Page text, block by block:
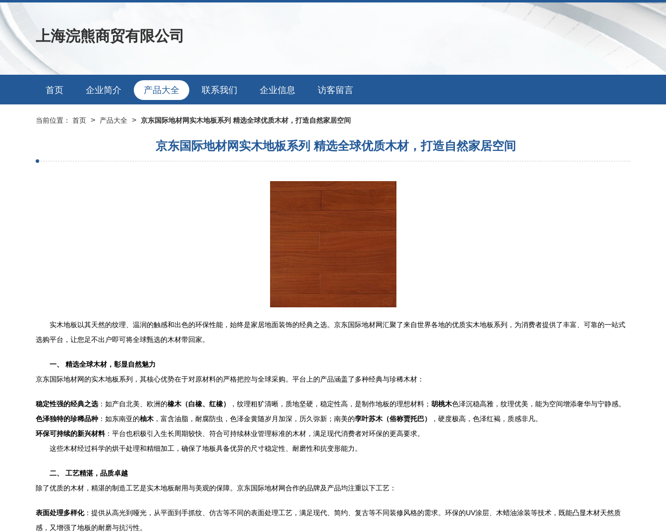
上海浣熊商贸有限公司
首页 企业简介 产品大全 联系我们 企业信息 访客留言
当前位置： 首页 > 产品大全 > 京东国际地材网实木地板系列 精选全球优质木材，打造自然家居空间
京东国际地材网实木地板系列 精选全球优质木材，打造自然家居空间
实木地板以其天然的纹理、温润的触感和出色的环保性能，始终是家居地面装饰的经典之选。京东国际地材网汇聚了来自世界各地的优质实木地板系列，为消费者提供了丰富、可靠的一站式
选购平台，让您足不出户即可将全球甄选的木材带回家。
一、 精选全球木材，彰显自然魅力
京东国际地材网的实木地板系列，其核心优势在于对原材料的严格把控与全球采购。平台上的产品涵盖了多种经典与珍稀木材：
稳定性强的经典之选：如产自北美、欧洲的橡木（白橡、红橡） ，纹理粗犷清晰，质地坚硬，稳定性高，是制作地板的理想材料； 胡桃木色泽沉稳高雅，纹理优美，能为空间增添奢华与宁静感。
色泽独特的珍稀品种 ：如东南亚的柚木 ，富含油脂，耐腐防虫，色泽金黄随岁月加深，历久弥新；南美的孪叶苏木（俗称贾托巴）
，硬度极高，色泽红褐，质感非凡。
环保可持续的新兴材料：平台也积极引入生长周期较快、符合可持续林业管理标准的木材，满足现代消费者对环保的更高要求。
这些木材经过科学的烘干处理和精细加工，确保了地板具备优异的尺寸稳定性、耐磨性和抗变形能力。
二、 工艺精湛，品质卓越
除了优质的木材，精湛的制造工艺是实木地板耐用与美观的保障。京东国际地材网合作的品牌及产品均注重以下工艺：
表面处理多样化：提供从高光到哑光，从平面到手抓纹、仿古等不同的表面处理工艺，满足现代、简约、复古等不同装修风格的需求。环保的UV涂层、木蜡油涂装等技术，既能凸显木材天然质
感，又增强了地板的耐磨与抗污性。